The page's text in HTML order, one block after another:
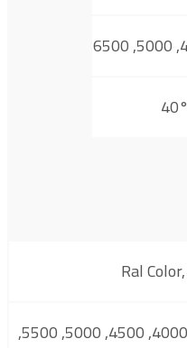
Ral
3000, 3700, 4000, 4500, 5000, 5500,